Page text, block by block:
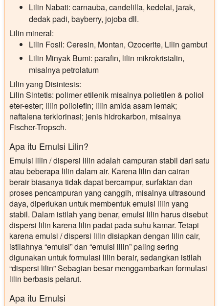
Lilin Nabati: carnauba, candelilla, kedelai, jarak,
dedak padi, bayberry, jojoba dll.
Lilin mineral:
Lilin Fosil: Ceresin, Montan, Ozocerite, Lilin gambut
Lilin Minyak Bumi: parafin, lilin mikrokristalin,
misalnya petrolatum
Lilin yang Disintesis:
Lilin Sintetis: polimer etilenik misalnya polietilen & poliol
eter-ester; lilin poliolefin; lilin amida asam lemak;
naftalena terklorinasi; jenis hidrokarbon, misalnya
Fischer-Tropsch.
Apa itu Emulsi Lilin?
Emulsi lilin / dispersi lilin adalah campuran stabil dari satu
atau beberapa lilin dalam air. Karena lilin dan cairan
berair biasanya tidak dapat bercampur, surfaktan dan
proses pencampuran yang canggih, misalnya ultrasound
daya, diperlukan untuk membentuk emulsi lilin yang
stabil. Dalam istilah yang benar, emulsi lilin harus disebut
dispersi lilin karena lilin padat pada suhu kamar. Tetapi
karena emulsi / dispersi lilin disiapkan dengan lilin cair,
istilahnya “emulsi” dan “emulsi lilin” paling sering
digunakan untuk formulasi lilin berair, sedangkan istilah
“dispersi lilin” Sebagian besar menggambarkan formulasi
lilin berbasis pelarut.
Apa itu Emulsi